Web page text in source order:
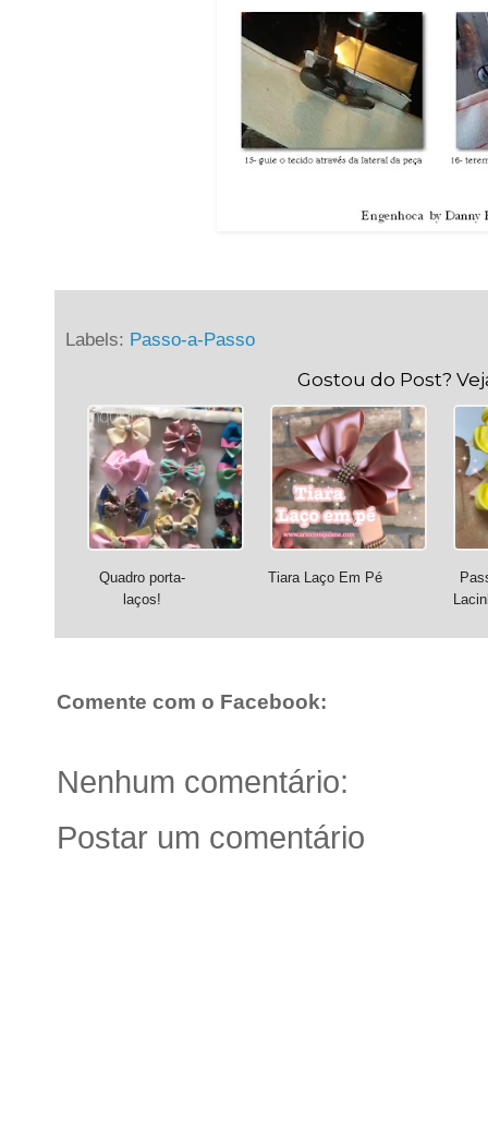
Labels: Passo-a-Passo
Gostou do Post?
Quadro porta-
laços!
Tiara Laço Em Pé
Comente com o Facebook:
Nenhum comentário:
Postar um comentário